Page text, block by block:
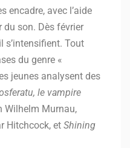
encadre, avec l’aide
du son. Dès février
s’intensifient. Tout
du genre «
jeunes analysent des
le vampire
Wilhelm Murnau,
Hitchcock, et Shining